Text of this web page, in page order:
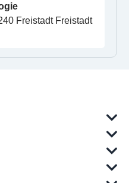
Freistadt Freistadt